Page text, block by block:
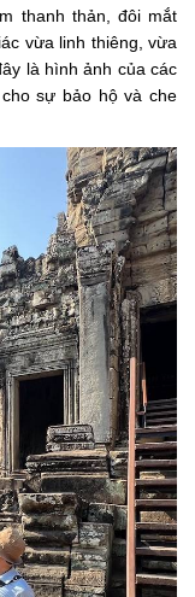
thanh thản, đôi mắt
vừa linh thiêng, vừa
là hình ảnh của các
sự bảo hộ và che